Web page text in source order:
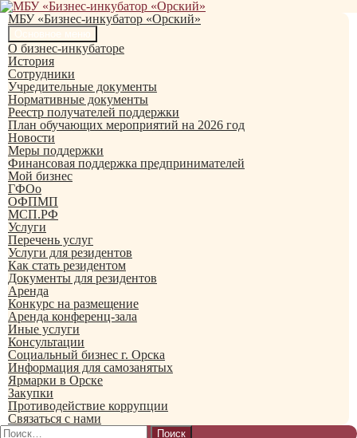
Перейти
содержимому
МБУ «Бизнес-инкубатор «Орский»
Поиск
О бизнес-инкубаторе
История
Сотрудники
Учредительные документы
Нормативные документы
Реестр получателей поддержки
План обучающих мероприятий на 2026 год
Новости
Меры поддержки
Финансовая поддержка предпринимателей
Мой бизнес
ГФОо
ОФПМП
МСП.РФ
Услуги
Перечень услуг
Услуги для резидентов
Как стать резидентом
Документы для резидентов
Аренда
Конкурс на размещение
Аренда конференц-зала
Иные услуги
Консультации
Социальный бизнес г. Орска
Информация для самозанятых
Ярмарки в Орске
Закупки
Противодействие коррупции
Связаться с нами
Найти: